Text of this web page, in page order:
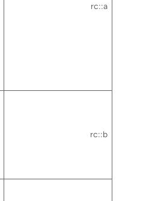
rc::a
rc::b